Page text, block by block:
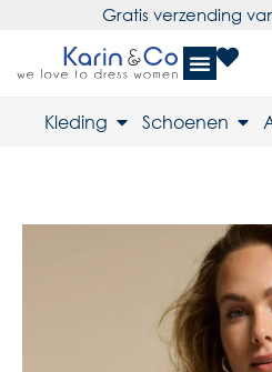
Gratis verzending
Kleding Schoenen